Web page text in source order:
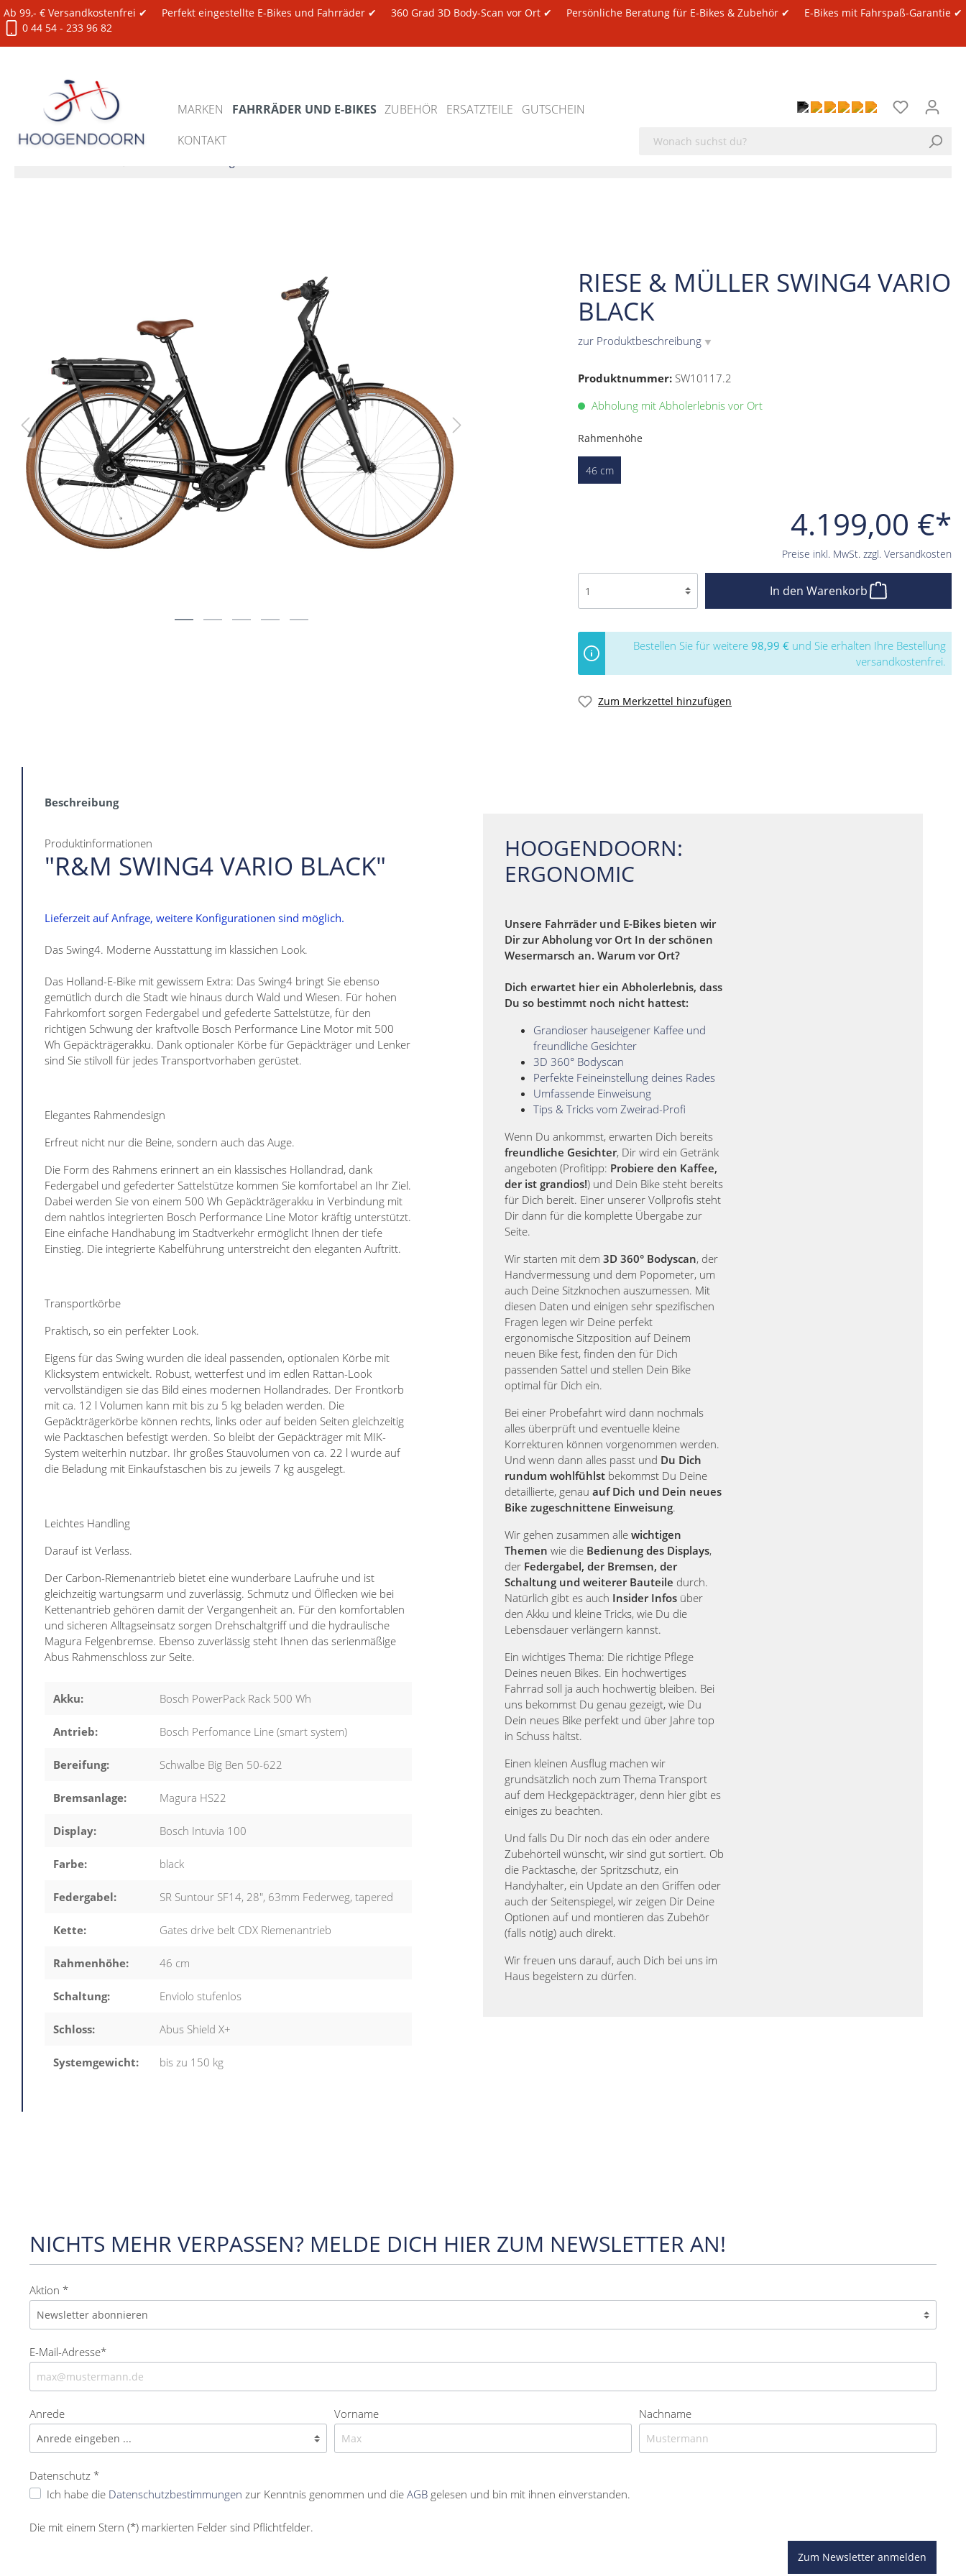
Ab 99,- € Versandkostenfrei ✔ Perfekt eingestellte E-Bikes und Fahrräder ✔ 360 Grad 3D Body-Scan vor Ort ✔ Persönliche Beratung für E-Bikes & Zubehör ✔
E-Bikes mit Fahrspaß-Garantie ✔
0 44 54 - 233 96 82
MARKEN FAHRRÄDER UND E-BIKES ZUBEHÖR ERSATZTEILE
GUTSCHEIN
KONTAKT
RIESE & MÜLLER SWING4 VARIO
BLACK
zur Produktbeschreibung ▼
Produktnummer: SW10117.2
4.199,00 €*
Preise inkl. MwSt. zzgl. Versandkosten
Abholung mit Abholerlebnis vor Ort
Rahmenhöhe
46 cm
In den Warenkorb
Bestellen Sie für weitere 98,99 € und Sie erhalten Ihre Bestellung
versandkostenfrei.
Zum Merkzettel hinzufügen
Beschreibung
Produktinformationen
"R&M SWING4 VARIO BLACK"
Lieferzeit auf Anfrage, weitere Konfigurationen sind möglich.
Das Swing4. Moderne Ausstattung im klassichen Look.
Das Holland-E-Bike mit gewissem Extra: Das Swing4 bringt Sie ebenso
gemütlich durch die Stadt wie hinaus durch Wald und Wiesen. Für hohen
Fahrkomfort sorgen Federgabel und gefederte Sattelstütze, für den
richtigen Schwung der kraftvolle Bosch Performance Line Motor mit 500
Wh Gepäckträgerakku. Dank optionaler Körbe für Gepäckträger und Lenker
sind Sie stilvoll für jedes Transportvorhaben gerüstet.
Elegantes Rahmendesign
Erfreut nicht nur die Beine, sondern auch das Auge.
Die Form des Rahmens erinnert an ein klassisches Hollandrad, dank
Federgabel und gefederter Sattelstütze kommen Sie komfortabel an Ihr Ziel.
Dabei werden Sie von einem 500 Wh Gepäckträgerakku in Verbindung mit
dem nahtlos integrierten Bosch Performance Line Motor kräftig unterstützt.
Eine einfache Handhabung im Stadtverkehr ermöglicht Ihnen der tiefe
Einstieg. Die integrierte Kabelführung unterstreicht den eleganten Auftritt.
Transportkörbe
Praktisch, so ein perfekter Look.
Eigens für das Swing wurden die ideal passenden, optionalen Körbe mit
Klicksystem entwickelt. Robust, wetterfest und im edlen Rattan-Look
vervollständigen sie das Bild eines modernen Hollandrades. Der Frontkorb
mit ca. 12 l Volumen kann mit bis zu 5 kg beladen werden. Die
Gepäckträgerkörbe können rechts, links oder auf beiden Seiten gleichzeitig
wie Packtaschen befestigt werden. So bleibt der Gepäckträger mit MIK-
System weiterhin nutzbar. Ihr großes Stauvolumen von ca. 22 l wurde auf
die Beladung mit Einkaufstaschen bis zu jeweils 7 kg ausgelegt.
Leichtes Handling
Darauf ist Verlass.
Der Carbon-Riemenantrieb bietet eine wunderbare Laufruhe und ist
gleichzeitig wartungsarm und zuverlässig. Schmutz und Ölflecken wie bei
Kettenantrieb gehören damit der Vergangenheit an. Für den komfortablen
und sicheren Alltagseinsatz sorgen Drehschaltgriff und die hydraulische
Magura Felgenbremse. Ebenso zuverlässig steht Ihnen das serienmäßige
Abus Rahmenschloss zur Seite.
Akku: Bosch PowerPack Rack 500 Wh
Antrieb: Bosch Perfomance Line (smart system)
Bereifung: Schwalbe Big Ben 50-622
Bremsanlage: Magura HS22
Display: Bosch Intuvia 100
Farbe: black
Federgabel: SR Suntour SF14, 28", 63mm Federweg, tapered
Kette: Gates drive belt CDX Riemenantrieb
Rahmenhöhe: 46 cm
Schaltung: Enviolo stufenlos
Schloss: Abus Shield X+
Systemgewicht: bis zu 150 kg
HOOGENDOORN:
ERGONOMIC
Unsere Fahrräder und E-Bikes bieten wir
Dir zur Abholung vor Ort In der schönen
Wesermarsch an. Warum vor Ort?
Dich erwartet hier ein Abholerlebnis, dass
Du so bestimmt noch nicht hattest:
Grandioser hauseigener Kaffee und
freundliche Gesichter
3D 360° Bodyscan
Perfekte Feineinstellung deines Rades
Umfassende Einweisung
Tips & Tricks vom Zweirad-Profi
Wenn Du ankommst, erwarten Dich bereits
freundliche Gesichter, Dir wird ein Getränk
angeboten (Profitipp: Probiere den Kaffee,
der ist grandios!) und Dein Bike steht bereits
für Dich bereit. Einer unserer Vollprofis steht
Dir dann für die komplette Übergabe zur
Seite.
Wir starten mit dem 3D 360° Bodyscan, der
Handvermessung und dem Popometer, um
auch Deine Sitzknochen auszumessen. Mit
diesen Daten und einigen sehr spezifischen
Fragen legen wir Deine perfekt
ergonomische Sitzposition auf Deinem
neuen Bike fest, finden den für Dich
passenden Sattel und stellen Dein Bike
optimal für Dich ein.
Bei einer Probefahrt wird dann nochmals
alles überprüft und eventuelle kleine
Korrekturen können vorgenommen werden.
Und wenn dann alles passt und Du Dich
rundum wohlfühlst bekommst Du Deine
detaillierte, genau auf Dich und Dein neues
Bike zugeschnittene Einweisung.
Wir gehen zusammen alle wichtigen
Themen wie die Bedienung des Displays,
der Federgabel, der Bremsen, der
Schaltung und weiterer Bauteile durch.
Natürlich gibt es auch Insider Infos über
den Akku und kleine Tricks, wie Du die
Lebensdauer verlängern kannst.
Ein wichtiges Thema: Die richtige Pflege
Deines neuen Bikes. Ein hochwertiges
Fahrrad soll ja auch hochwertig bleiben. Bei
uns bekommst Du genau gezeigt, wie Du
Dein neues Bike perfekt und über Jahre top
in Schuss hältst.
Einen kleinen Ausflug machen wir
grundsätzlich noch zum Thema Transport
auf dem Heckgepäckträger, denn hier gibt es
einiges zu beachten.
Und falls Du Dir noch das ein oder andere
Zubehörteil wünscht, wir sind gut sortiert. Ob
die Packtasche, der Spritzschutz, ein
Handyhalter, ein Update an den Griffen oder
auch der Seitenspiegel, wir zeigen Dir Deine
Optionen auf und montieren das Zubehör
(falls nötig) auch direkt.
Wir freuen uns darauf, auch Dich bei uns im
Haus begeistern zu dürfen.
NICHTS MEHR VERPASSEN? MELDE DICH HIER ZUM NEWSLETTER AN!
Aktion *
E-Mail-Adresse*
Anrede Vorname Nachname
Datenschutz *
Ich habe die Datenschutzbestimmungen zur Kenntnis genommen und die AGB gelesen und bin mit ihnen einverstanden.
Die mit einem Stern (*) markierten Felder sind Pflichtfelder.
Zum Newsletter anmelden